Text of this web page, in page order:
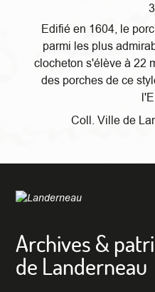
Edifié en 1604, le
parmi les plus
clocheton s'élève à 22
des porches de ce
Coll. Ville de
Archives &
de Landerneau